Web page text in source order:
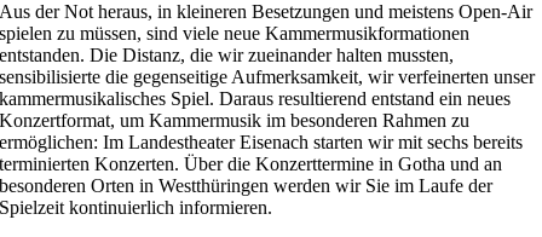
Aus der Not heraus, in kleineren Besetzungen und meistens Open-Air
spielen zu müssen, sind viele neue Kammermusikformationen
entstanden. Die Distanz, die wir zueinander halten mussten,
sensibilisierte die gegenseitige Aufmerksamkeit, wir verfeinerten unser
kammermusikalisches Spiel. Daraus resultierend entstand ein neues
Konzertformat, um Kammermusik im besonderen Rahmen zu
ermöglichen: Im Landestheater Eisenach starten wir mit sechs bereits
terminierten Konzerten. Über die Konzerttermine in Gotha und an
besonderen Orten in Westthüringen werden wir Sie im Laufe der
Spielzeit kontinuierlich informieren.